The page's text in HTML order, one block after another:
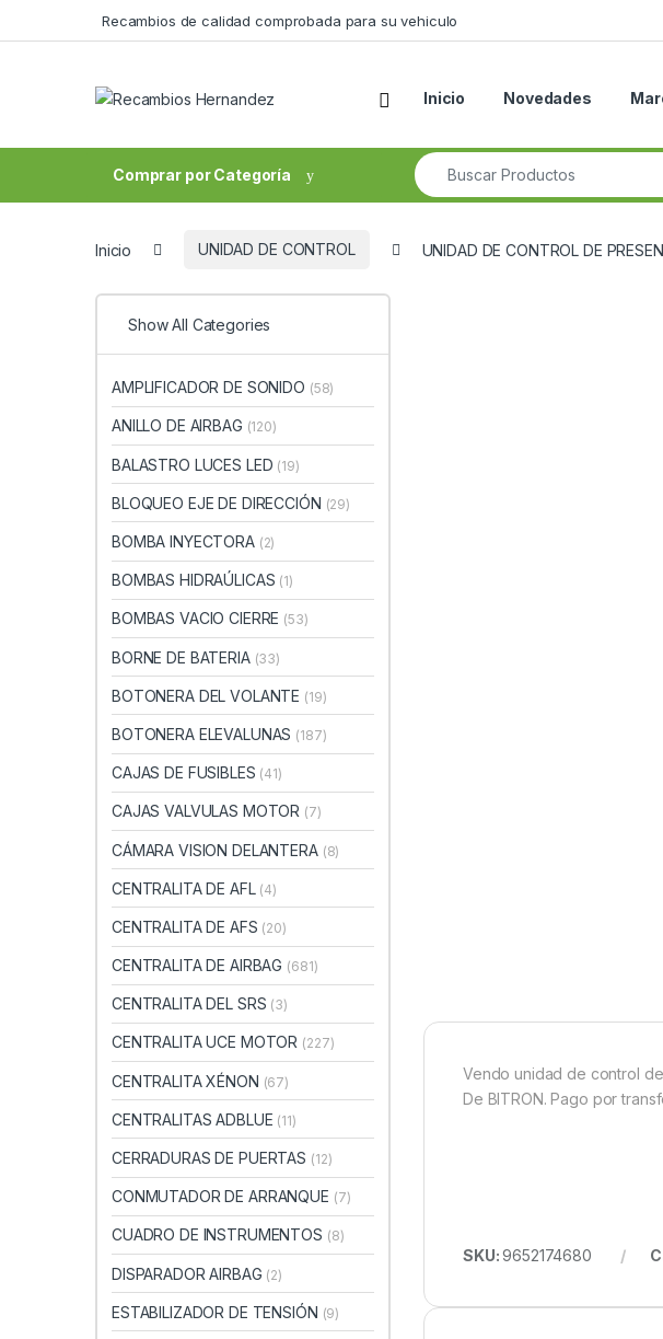
Recambios de calidad comprobada para su vehiculo
Open Inicio Novedades
Comprar por Categoría
Search for:
Inicio UNIDAD DE CONTROL UNIDAD DE CONTROL DE
Vendo unidad de control
De BITRON. Pago por
SKU:9652174680
Show All Categories
AMPLIFICADOR DE SONIDO (58)
ANILLO DE AIRBAG (120)
BALASTRO LUCES LED (19)
BLOQUEO EJE DE DIRECCIÓN (29)
BOMBA INYECTORA (2)
BOMBAS HIDRAÚLICAS (1)
BOMBAS VACIO CIERRE (53)
BORNE DE BATERIA (33)
BOTONERA DEL VOLANTE (19)
BOTONERA ELEVALUNAS (187)
CAJAS DE FUSIBLES (41)
CAJAS VALVULAS MOTOR (7)
CÁMARA VISION DELANTERA (8)
CENTRALITA DE AFL (4)
CENTRALITA DE AFS (20)
CENTRALITA DE AIRBAG (681)
CENTRALITA DEL SRS (3)
CENTRALITA UCE MOTOR (227)
CENTRALITA XÉNON (67)
CENTRALITAS ADBLUE (11)
CERRADURAS DE PUERTAS (12)
CONMUTADOR DE ARRANQUE (7)
CUADRO DE INSTRUMENTOS (8)
DISPARADOR AIRBAG (2)
ESTABILIZADOR DE TENSIÓN (9)